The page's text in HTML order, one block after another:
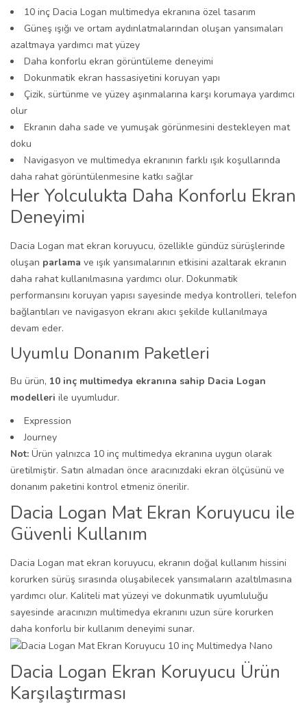
10 inç Dacia Logan multimedya ekranına özel tasarım
Güneş ışığı ve ortam aydınlatmalarından oluşan yansımaları
azaltmaya yardımcı mat yüzey
Daha konforlu ekran görüntüleme deneyimi
Dokunmatik ekran hassasiyetini koruyan yapı
Çizik, sürtünme ve yüzey aşınmalarına karşı korumaya yardımcı
olur
Ekranın daha sade ve yumuşak görünmesini destekleyen mat
doku
Navigasyon ve multimedya ekranının farklı ışık koşullarında
daha rahat görüntülenmesine katkı sağlar
Her Yolculukta Daha Konforlu Ekran
Deneyimi
Dacia Logan mat ekran koruyucu, özellikle gündüz sürüşlerinde
oluşan parlama ve ışık yansımalarının etkisini azaltarak ekranın
daha rahat kullanılmasına yardımcı olur. Dokunmatik
performansını koruyan yapısı sayesinde medya kontrolleri, telefon
bağlantıları ve navigasyon ekranı akıcı şekilde kullanılmaya
devam eder.
Uyumlu Donanım Paketleri
Bu ürün, 10 inç multimedya ekranına sahip Dacia Logan
modelleri ile uyumludur.
Expression
Journey
Not: Ürün yalnızca 10 inç multimedya ekranına uygun olarak
üretilmiştir. Satın almadan önce aracınızdaki ekran ölçüsünü ve
donanım paketini kontrol etmeniz önerilir.
Dacia Logan Mat Ekran Koruyucu ile
Güvenli Kullanım
Dacia Logan mat ekran koruyucu, ekranın doğal kullanım hissini
korurken sürüş sırasında oluşabilecek yansımaların azaltılmasına
yardımcı olur. Kaliteli mat yüzeyi ve dokunmatik uyumluluğu
sayesinde aracınızın multimedya ekranını uzun süre korurken
daha konforlu bir kullanım deneyimi sunar.
Dacia Logan Ekran Koruyucu Ürün
Karşılaştırması